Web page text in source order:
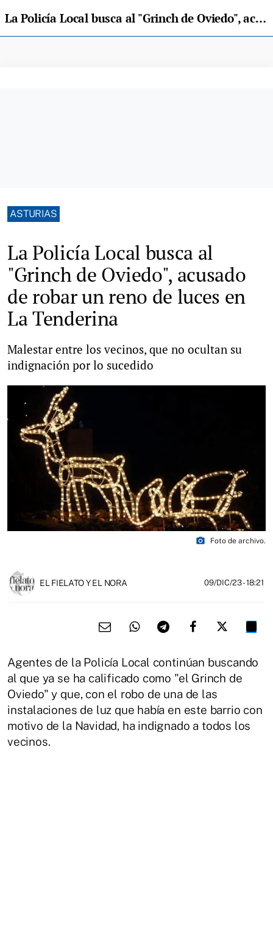
La Policía Local busca al "Grinch de Oviedo", acusado de robar un reno de luces en La Tenderina
ASTURIAS
La Policía Local busca al
"Grinch de Oviedo", acusado
de robar un reno de luces en
La Tenderina
Malestar entre los vecinos, que no ocultan su
indignación por lo sucedido
photo_camera Foto de archivo.
EL FIELATO Y EL NORA 09/DIC/23- 18:21
Agentes de la Policía Local continúan buscando
al que ya se ha calificado como "el Grinch de
Oviedo" y que, con el robo de una de las
instalaciones de luz que había en este barrio con
motivo de la Navidad, ha indignado a todos los
vecinos.